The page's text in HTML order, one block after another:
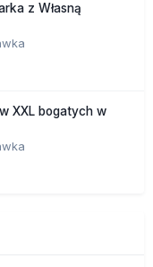
z Własną
XXL bogatych w